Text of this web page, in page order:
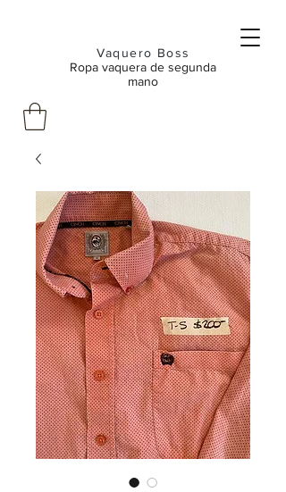
Vaquero Boss
Ropa vaquera de segunda
mano